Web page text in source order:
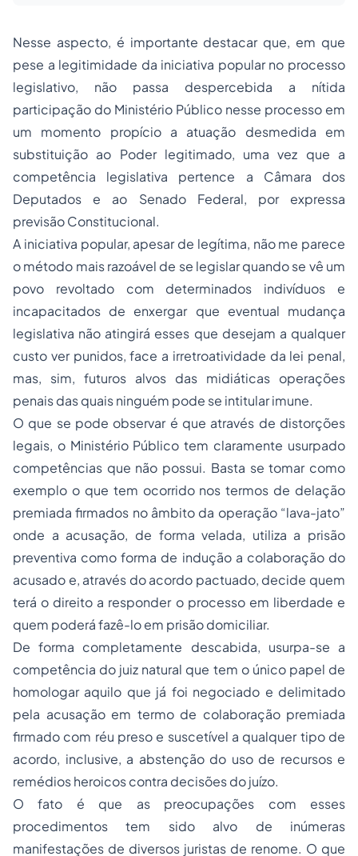
Nesse aspecto, é importante destacar que, em que
pese a legitimidade da iniciativa popular no processo
legislativo, não passa despercebida a nítida
participação do Ministério Público nesse processo em
um momento propício a atuação desmedida em
substituição ao Poder legitimado, uma vez que a
competência legislativa pertence a Câmara dos
Deputados e ao Senado Federal, por expressa
previsão Constitucional.
A iniciativa popular, apesar de legítima, não me parece
o método mais razoável de se legislar quando se vê um
povo revoltado com determinados indivíduos e
incapacitados de enxergar que eventual mudança
legislativa não atingirá esses que desejam a qualquer
custo ver punidos, face a irretroatividade da lei penal,
mas, sim, futuros alvos das midiáticas operações
penais das quais ninguém pode se intitular imune.
O que se pode observar é que através de distorções
legais, o Ministério Público tem claramente usurpado
competências que não possui. Basta se tomar como
exemplo o que tem ocorrido nos termos de delação
premiada firmados no âmbito da operação “lava-jato”
onde a acusação, de forma velada, utiliza a prisão
preventiva como forma de indução a colaboração do
acusado e, através do acordo pactuado, decide quem
terá o direito a responder o processo em liberdade e
quem poderá fazê-lo em prisão domiciliar.
De forma completamente descabida, usurpa-se a
competência do juiz natural que tem o único papel de
homologar aquilo que já foi negociado e delimitado
pela acusação em termo de colaboração premiada
firmado com réu preso e suscetível a qualquer tipo de
acordo, inclusive, a abstenção do uso de recursos e
remédios heroicos contra decisões do juízo.
O fato é que as preocupações com esses
procedimentos tem sido alvo de inúmeras
manifestações de diversos juristas de renome. O que